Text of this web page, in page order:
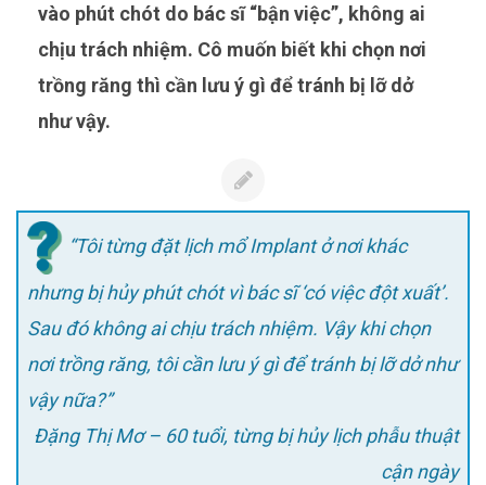
vào phút chót do bác sĩ “bận việc”, không ai
chịu trách nhiệm. Cô muốn biết khi chọn nơi
trồng răng thì cần lưu ý gì để tránh bị lỡ dở
như vậy.
“Tôi từng đặt lịch mổ Implant ở nơi khác
nhưng bị hủy phút chót vì bác sĩ ‘có việc đột xuất’.
Sau đó không ai chịu trách nhiệm. Vậy khi chọn
nơi trồng răng, tôi cần lưu ý gì để tránh bị lỡ dở như
vậy nữa?”
Đặng Thị Mơ – 60 tuổi, từng bị hủy lịch phẫu thuật
cận ngày